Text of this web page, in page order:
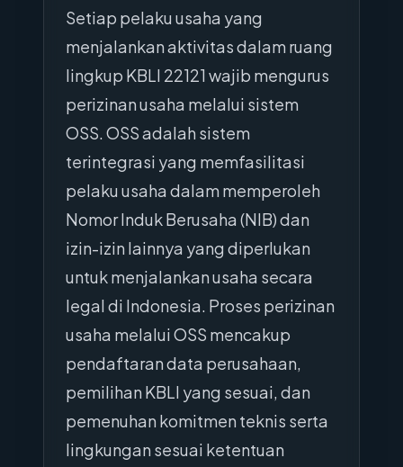
Setiap pelaku usaha yang
menjalankan aktivitas dalam ruang
lingkup KBLI 22121 wajib mengurus
perizinan usaha melalui sistem
OSS. OSS adalah sistem
terintegrasi yang memfasilitasi
pelaku usaha dalam memperoleh
Nomor Induk Berusaha (NIB) dan
izin-izin lainnya yang diperlukan
untuk menjalankan usaha secara
legal di Indonesia. Proses perizinan
usaha melalui OSS mencakup
pendaftaran data perusahaan,
pemilihan KBLI yang sesuai, dan
pemenuhan komitmen teknis serta
lingkungan sesuai ketentuan